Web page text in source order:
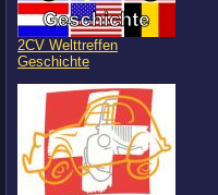
2CV Welttreffen
Geschichte